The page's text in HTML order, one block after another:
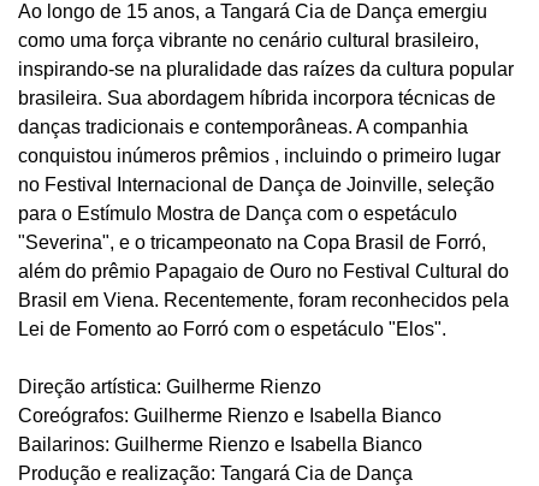
Ao longo de 15 anos, a Tangará Cia de Dança emergiu
como uma força vibrante no cenário cultural brasileiro,
inspirando-se na pluralidade das raízes da cultura popular
brasileira. Sua abordagem híbrida incorpora técnicas de
danças tradicionais e contemporâneas. A companhia
conquistou inúmeros prêmios , incluindo o primeiro lugar
no Festival Internacional de Dança de Joinville, seleção
para o Estímulo Mostra de Dança com o espetáculo
"Severina", e o tricampeonato na Copa Brasil de Forró,
além do prêmio Papagaio de Ouro no Festival Cultural do
Brasil em Viena. Recentemente, foram reconhecidos pela
Lei de Fomento ao Forró com o espetáculo "Elos".
Direção artística: Guilherme Rienzo
Coreógrafos: Guilherme Rienzo e Isabella Bianco
Bailarinos: Guilherme Rienzo e Isabella Bianco
Produção e realização: Tangará Cia de Dança